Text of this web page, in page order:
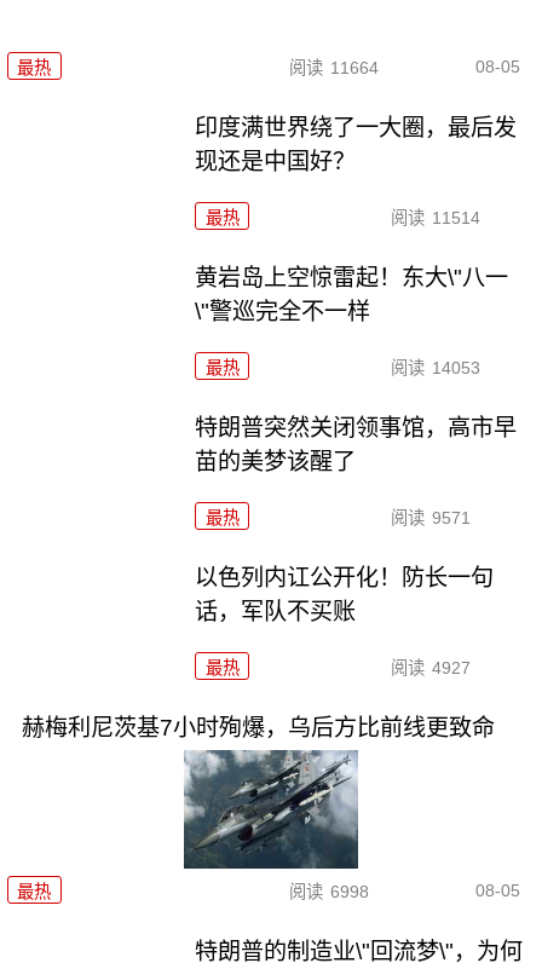
最热 阅读 11664 08-05
印度满世界绕了一大圈，最后发
现还是中国好？
最热 阅读 11514
黄岩岛上空惊雷起！东大\"八一
\"警巡完全不一样
最热 阅读 14053
特朗普突然关闭领事馆，高市早
苗的美梦该醒了
最热 阅读 9571
以色列内讧公开化！防长一句
话，军队不买账
最热 阅读 4927
赫梅利尼茨基7小时殉爆，乌后方比前线更致命
最热 阅读 6998 08-05
特朗普的制造业\"回流梦\"，为何